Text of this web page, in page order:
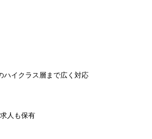
ハイクラス層まで広く対応
人も保有